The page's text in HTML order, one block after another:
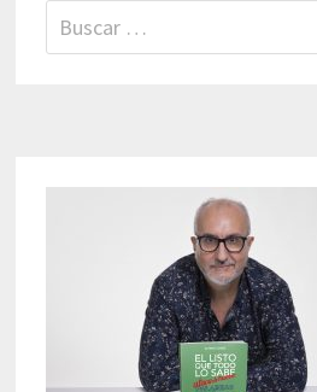
Buscar: